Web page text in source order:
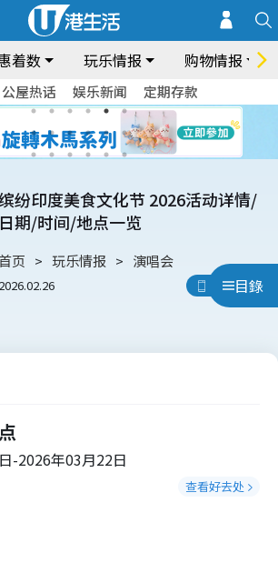
着数 玩乐情报 购物情报
公屋热话 娱乐新闻 定期存款
目錄
纷印度美食文化节 2026活动详情/
日期/时间/地点一览
页 玩乐情报 演唱会
2026.02.26 用App睇
-2026年03月22日
查看好去处